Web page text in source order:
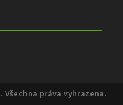
. Všechna práva vyhrazena.